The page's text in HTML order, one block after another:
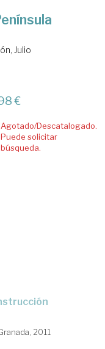
Julio
€
Agotado/Descatalogado.
Puede solicitar
búsqueda.
2011